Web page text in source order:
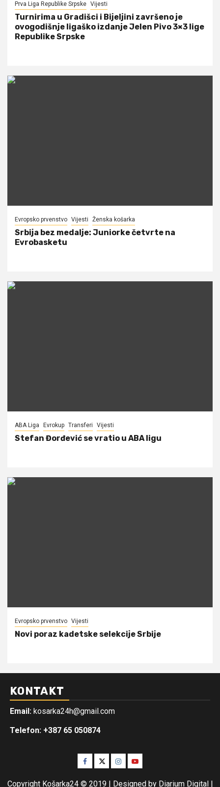
Prva Liga Republike Srpske Vijesti
Turnirima u Gradišci i Bijeljini završeno je
ovogodišnje ligaško izdanje Jelen Pivo 3×3 lige
Republike Srpske
Evropsko prvenstvo Vijesti Ženska košarka
Srbija bez medalje: Juniorke četvrte na
Evrobasketu
ABA Liga Evrokup Transferi Vijesti
Stefan Đorđević se vratio u ABA ligu
Evropsko prvenstvo Vijesti
Novi poraz kadetske selekcije Srbije
KONTAKT
Email: kosarka24h@gmail.com
Telefon: +387 65 050874
Facebook
TwitterInstagram
Youtube
Copyright Košarka24 © 2019 | Designed by Diarium Digital |